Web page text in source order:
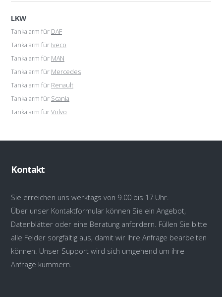
LKW
Tankalarm für DAF
Tankalarm für Iveco
Tankalarm für MAN
Tankalarm für Mercedes
Tankalarm für Renault
Tankalarm für Scania
Tankalarm fürVolvo
Kontakt
Sie erreichen uns werktags von 9.00 bis 17 Uhr.
Über unser Kontaktformular können Sie ein Angebot,
Datenblätter oder eine Beratung anfordern. Füllen Sie bitte
alle Felder sorgfältig aus, damit wir Ihre Anfrage bearbeiten
können. Unser Support wird sich umgehend um ihre
Anfrage kümmern.